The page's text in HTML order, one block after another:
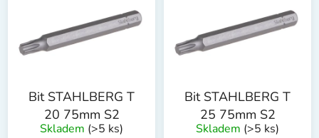
Bit STAHLBERG T
20 75mm S2
Skladem (>5 ks)
Bit STAHLBERG T
25 75mm S2
Skladem (>5 ks)